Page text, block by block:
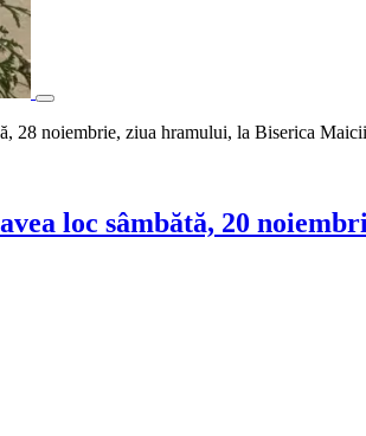
28 noiembrie, ziua hramului, la Biserica
loc sâmbătă, 20